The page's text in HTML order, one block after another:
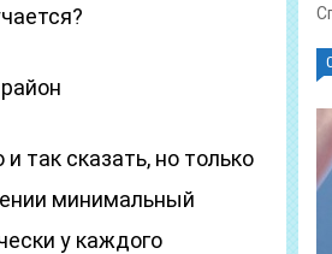
так сказать, но только
минимальный
у каждого